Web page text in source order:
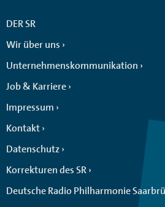
DER SR
Wir über uns
Unternehmenskommunikation
Job & Karriere
Impressum
Kontakt
Datenschutz
Korrekturen des SR
Deutsche Radio Philharmonie